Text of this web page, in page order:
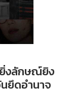
ยิ่งลักษณ์ยิง
ยึดอำนาจ